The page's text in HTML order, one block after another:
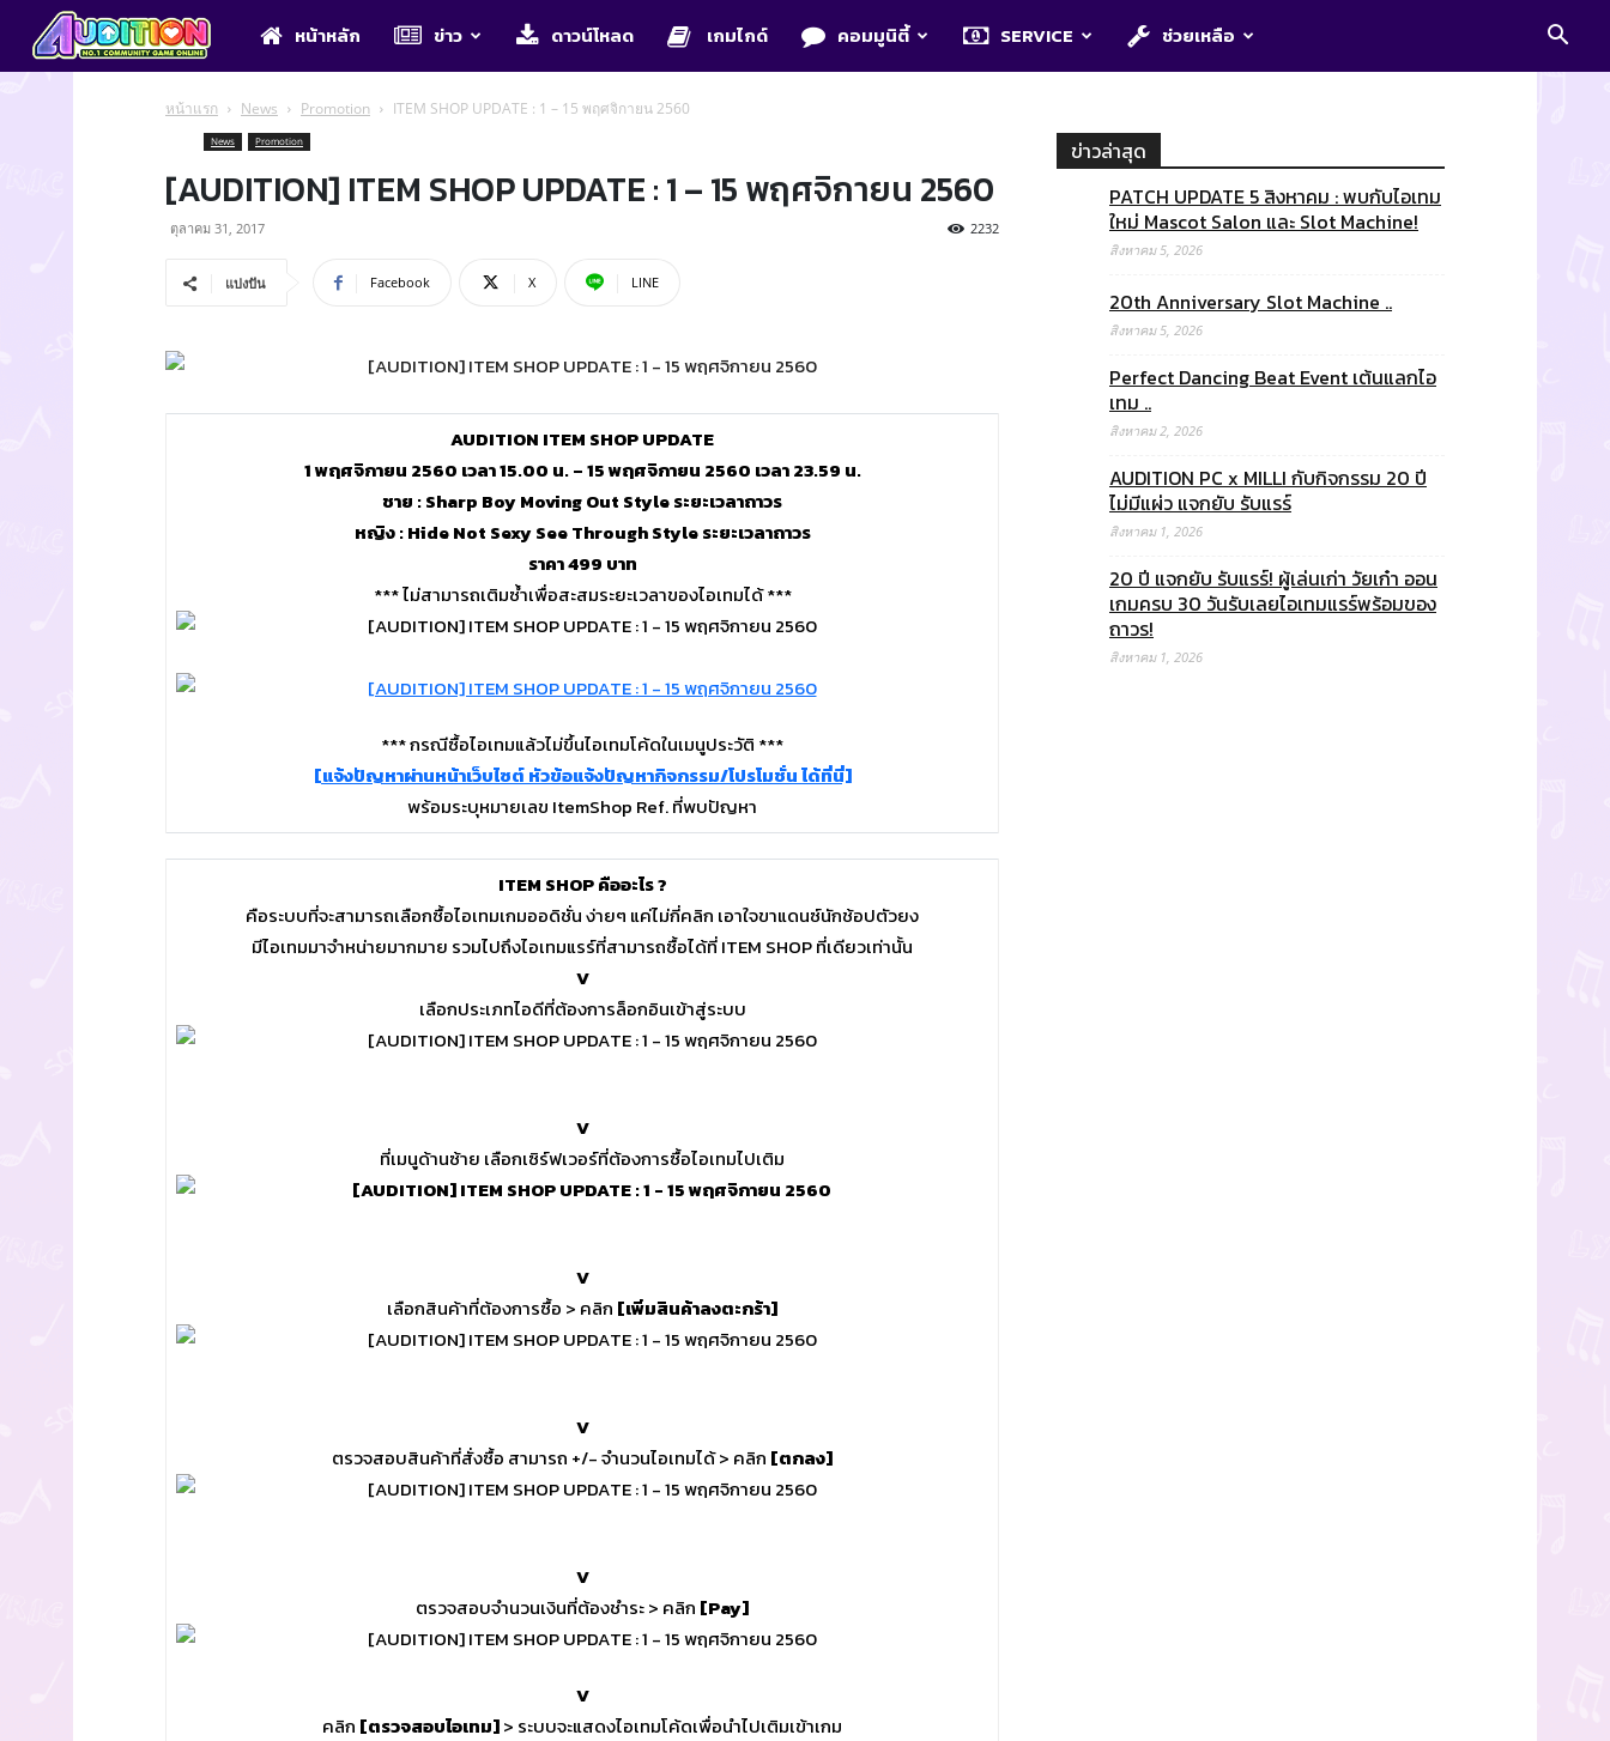
Auditionหน้าหลัก ข่าว ดาวน์โหลด เกมไกด์ คอมมูนิตี้ SERVICE ช่วยเหลือ
หน้าแรก News Promotion ITEM SHOP UPDATE : 1 – 15 พฤศจิกายน 2560
News Promotion
[AUDITION] ITEM SHOP UPDATE : 1 – 15 พฤศจิกายน 2560
ตุลาคม 31, 2017 2232
แบ่งปัน Facebook X LINE
AUDITION ITEM SHOP UPDATE
1 พฤศจิกายน 2560 เวลา 15.00 น. – 15พฤศจิกายน 2560 เวลา 23.59 น.
ชาย : Sharp Boy Moving Out Style ระยะเวลาถาวร
หญิง : Hide Not Sexy See Through Style ระยะเวลาถาวร
ราคา 499 บาท
*** ไม่สามารถเติมซ้ำเพื่อสะสมระยะเวลาของไอเทมได้ ***
*** กรณีซื้อไอเทมแล้วไม่ขึ้นไอเทมโค้ดในเมนูประวัติ ***
[แจ้งปัญหาผ่านหน้าเว็บไซต์ หัวข้อแจ้งปัญหากิจกรรม/โปรโมชั่น ได้ที่นี่]
พร้อมระบุหมายเลข ItemShop Ref. ที่พบปัญหา
ITEM SHOP คืออะไร ?
คือระบบที่จะสามารถเลือกซื้อไอเทมเกมออดิชั่น ง่ายๆ แค่ไม่กี่คลิก เอาใจขาแดนซ์นักช้อปตัวยง
มีไอเทมมาจำหน่ายมากมาย รวมไปถึงไอเทมแรร์ที่สามารถซื้อได้ที่ ITEM SHOP ที่เดียวเท่านั้น
V
เลือกประเภทไอดีที่ต้องการล็อกอินเข้าสู่ระบบ
V
ที่เมนูด้านซ้าย เลือกเซิร์ฟเวอร์ที่ต้องการซื้อไอเทมไปเติม
V
เลือกสินค้าที่ต้องการซื้อ > คลิก [เพิ่มสินค้าลงตะกร้า]
V
ตรวจสอบสินค้าที่สั่งซื้อ สามารถ +/- จำนวนไอเทมได้ > คลิก [ตกลง]
V
ตรวจสอบจำนวนเงินที่ต้องชำระ > คลิก [Pay]
V
คลิก [ตรวจสอบไอเทม]> ระบบจะแสดงไอเทมโค้ดเพื่อนำไปเติมเข้าเกม
ข่าวล่าสุด
PATCH UPDATE 5 สิงหาคม : พบกับไอเทม
ใหม่ Mascot Salon และ Slot Machine!
สิงหาคม 5, 2026
20th Anniversary Slot Machine ..
สิงหาคม 5, 2026
Perfect Dancing Beat Event เต้นแลกไอ
เทม ..
สิงหาคม 2, 2026
AUDITION PC x MILLI กับกิจกรรม 20 ปี
ไม่มีแผ่ว แจกยับ รับแรร์
สิงหาคม 1, 2026
20 ปี แจกยับ รับแรร์! ผู้เล่นเก่า วัยเก๋า ออน
เกมครบ 30 วันรับเลยไอเทมแรร์พร้อมของ
ถาวร!
สิงหาคม 1, 2026